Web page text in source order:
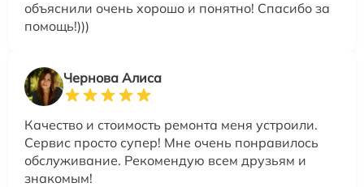
объяснили очень хорошо и понятно! Спасибо за
помощь!)))
Чернова Алиса
Качество и стоимость ремонта меня устроили.
Сервис просто супер! Мне очень понравилось
обслуживание. Рекомендую всем друзьям и
знакомым!